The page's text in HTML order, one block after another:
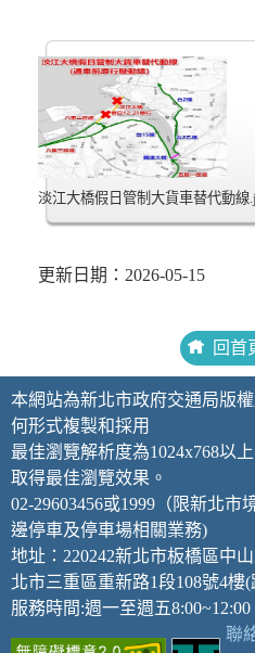
淡江大橋假日管制大貨車替代動線
更新日期：2026-05-15
回首
本網站為新北市政府交通局版
何形式複製和採用
最佳瀏覽解析度為1024x768以
取得最佳瀏覽效果。
02-29603456或1999（限新北市
邊停車及停車場相關業務)
地址：220242新北市板橋區中
北市三重區重新路1段108號4
服務時間:週一至週五
聯